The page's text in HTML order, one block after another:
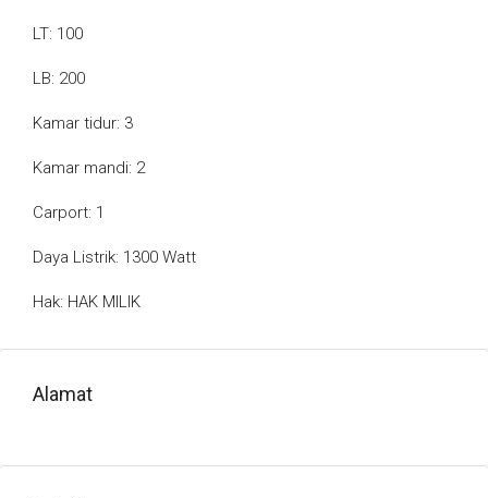
LT: 100
LB: 200
Kamar tidur: 3
Kamar mandi: 2
Carport: 1
Daya Listrik: 1300 Watt
Hak: HAK MILIK
Alamat